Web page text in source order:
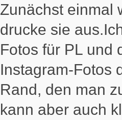
Zunächst einmal
drucke sie
Fotos für PL und
Instagram-Fotos
Rand, den man
kann aber auch